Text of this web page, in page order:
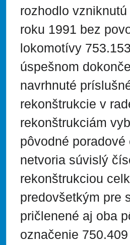
rozhodlo
roku 1991 bez
lokomotívy
úspešnom
navrhnuté
rekonštrukcie v
rekonštrukciám
pôvodné
netvoria súvislý
rekonštrukciou
predovšetkým pre
pričlenené aj oba
označenie